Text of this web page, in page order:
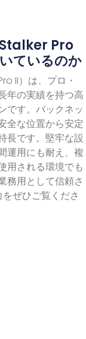
Pro
ているのか
II）は、プロ・
年の実績を持つ高
です。バックネッ
全な位置から安定
長です。堅牢な設
運用にも耐え、複
用される環境でも
務用として信頼さ
ぜひご覧くださ